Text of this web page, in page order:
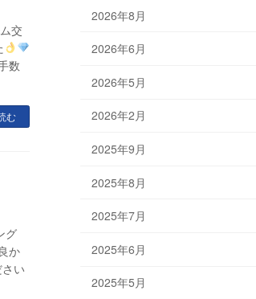
交
数
む
グ
か
い
2026年8月
2026年6月
2026年5月
2026年2月
2025年9月
2025年8月
2025年7月
2025年6月
2025年5月